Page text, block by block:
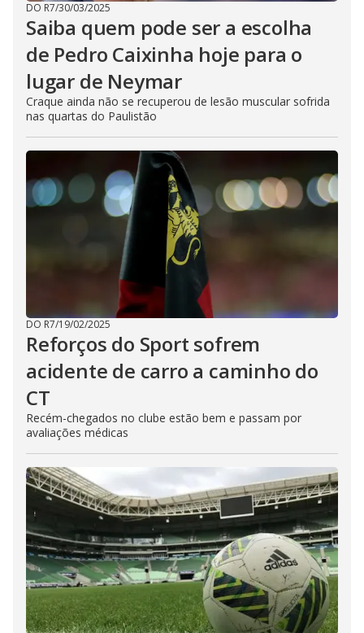
DO R7/30/03/2025
Saiba quem pode ser a escolha
de Pedro Caixinha hoje para o
lugar de Neymar
Craque ainda não se recuperou de lesão muscular sofrida
nas quartas do Paulistão
DO R7/19/02/2025
Reforços do Sport sofrem
acidente de carro a caminho do
CT
Recém-chegados no clube estão bem e passam por
avaliações médicas